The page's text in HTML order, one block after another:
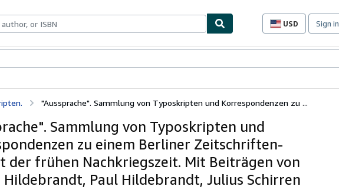
USD
Site
preferences
Sign in
"Aussprache". Sammlung von Typoskripten und Korrespondenzen zu ...
Sammlung von Typoskripten und
zu einem Berliner Zeitschriften-
der frühen Nachkriegszeit. Mit Beiträgen von
Hildebrandt, Paul Hildebrandt, Julius Schirren